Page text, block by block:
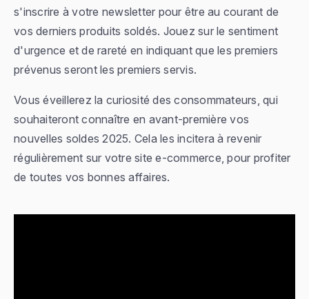
s'inscrire à votre newsletter pour être au courant de
vos derniers produits soldés. Jouez sur le sentiment
d'urgence et de rareté en indiquant que les premiers
prévenus seront les premiers servis.
Vous éveillerez la curiosité des consommateurs, qui
souhaiteront connaître en avant-première vos
nouvelles soldes 2025. Cela les incitera à revenir
régulièrement sur votre site e-commerce, pour profiter
de toutes vos bonnes affaires.